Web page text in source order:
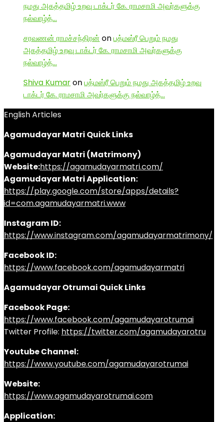
நமது அகத்தமிழ் உறவு டாக்டர் கே. ராமசாமி அவர்களுக்கு
நல்வாழ்த்…
சரவணன் ராமச்சந்திரன் onபத்மஸ்ரீ பெறும் நமது
அகத்தமிழ் உறவு டாக்டர் கே. ராமசாமி அவர்களுக்கு
நல்வாழ்த்…
Shiva Kumaronபத்மஸ்ரீ பெறும் நமது அகத்தமிழ் உறவு
டாக்டர் கே. ராமசாமி அவர்களுக்கு நல்வாழ்த்…
English Articles
Agamudayar Matri Quick Links
Agamudayar Matri (Matrimony)
Website:https://agamudayarmatri.com/
Agamudayar Matri Application:
https://play.google.com/store/apps/details?
id=com.agamudayarmatri.www
Instagram ID:
https://www.instagram.com/agamudayarmatrimony/
Facebook ID:
https://www.facebook.com/agamudayarmatri
Agamudayar Otrumai Quick Links
Facebook Page:
https://www.facebook.com/agamudayarotrumai
Twitter Profile: https://twitter.com/agamudayarotru
Youtube Channel:
https://www.youtube.com/agamudayarotrumai
Website:
https://www.agamudayarotrumai.com
Application: